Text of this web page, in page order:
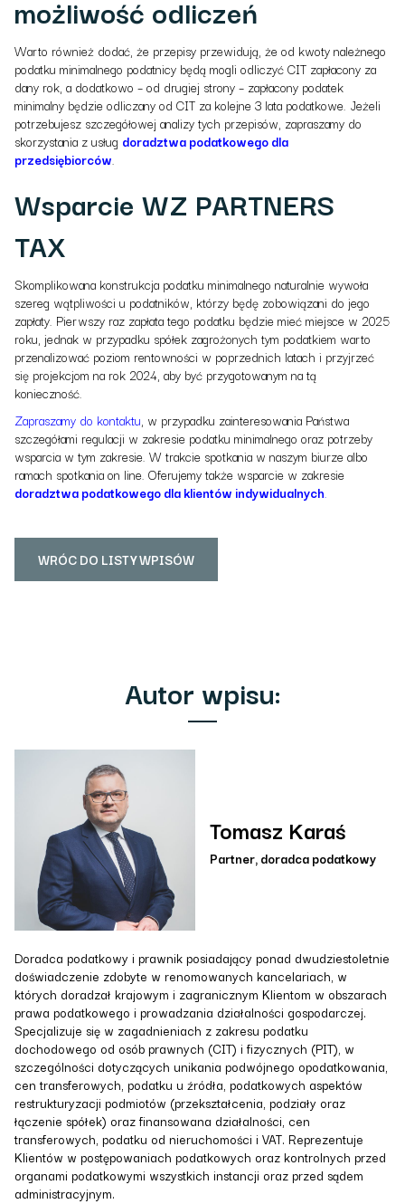
możliwość odliczeń
Warto również dodać, że przepisy przewidują, że od kwoty należnego
podatku minimalnego podatnicy będą mogli odliczyć CIT zapłacony za
dany rok, a dodatkowo – od drugiej strony – zapłacony podatek
minimalny będzie odliczany od CIT za kolejne 3 lata podatkowe. Jeżeli
potrzebujesz szczegółowej analizy tych przepisów, zapraszamy do
skorzystania z usług doradztwa podatkowego dla
przedsiębiorców.
Wsparcie WZ PARTNERS
TAX
Skomplikowana konstrukcja podatku minimalnego naturalnie wywoła
szereg wątpliwości u podatników, którzy będę zobowiązani do jego
zapłaty. Pierwszy raz zapłata tego podatku będzie mieć miejsce w 2025
roku, jednak w przypadku spółek zagrożonych tym podatkiem warto
przenalizować poziom rentowności w poprzednich latach i przyjrzeć
się projekcjom na rok 2024, aby być przygotowanym na tą
konieczność.
Zapraszamy do kontaktu, w przypadku zainteresowania Państwa
szczegółami regulacji w zakresie podatku minimalnego oraz potrzeby
wsparcia w tym zakresie. W trakcie spotkania w naszym biurze albo
ramach spotkania on line. Oferujemy także wsparcie w zakresie
doradztwa podatkowego dla klientów indywidualnych.
WRÓC DO LISTY WPISÓW
Autor wpisu:
Tomasz Karaś
Partner, doradca podatkowy
Doradca podatkowy i prawnik posiadający ponad dwudziestoletnie
doświadczenie zdobyte w renomowanych kancelariach, w
których doradzał krajowym i zagranicznym Klientom w obszarach
prawa podatkowego i prowadzania działalności gospodarczej.
Specjalizuje się w zagadnieniach z zakresu podatku
dochodowego od osób prawnych (CIT) i fizycznych (PIT), w
szczególności dotyczących unikania podwójnego opodatkowania,
cen transferowych, podatku u źródła, podatkowych aspektów
restrukturyzacji podmiotów (przekształcenia, podziały oraz
łączenie spółek) oraz finansowana działalności, cen
transferowych, podatku od nieruchomości i VAT. Reprezentuje
Klientów w postępowaniach podatkowych oraz kontrolnych przed
organami podatkowymi wszystkich instancji oraz przed sądem
administracyjnym.